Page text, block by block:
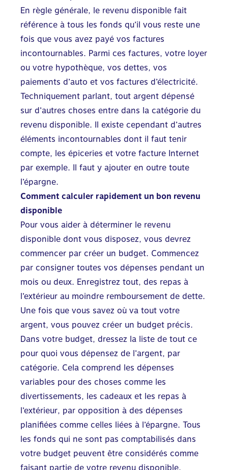
En règle générale, le revenu disponible fait
référence à tous les fonds qu’il vous reste une
fois que vous avez payé vos factures
incontournables. Parmi ces factures, votre loyer
ou votre hypothèque, vos dettes, vos
paiements d’auto et vos factures d’électricité.
Techniquement parlant, tout argent dépensé
sur d’autres choses entre dans la catégorie du
revenu disponible. Il existe cependant d’autres
éléments incontournables dont il faut tenir
compte, les épiceries et votre facture Internet
par exemple. Il faut y ajouter en outre toute
l’épargne.
Comment calculer rapidement un bon revenu
disponible
Pour vous aider à déterminer le revenu
disponible dont vous disposez, vous devrez
commencer par créer un budget. Commencez
par consigner toutes vos dépenses pendant un
mois ou deux. Enregistrez tout, des repas à
l’extérieur au moindre remboursement de dette.
Une fois que vous savez où va tout votre
argent, vous pouvez créer un budget précis.
Dans votre budget, dressez la liste de tout ce
pour quoi vous dépensez de l’argent, par
catégorie. Cela comprend les dépenses
variables pour des choses comme les
divertissements, les cadeaux et les repas à
l’extérieur, par opposition à des dépenses
planifiées comme celles liées à l’épargne. Tous
les fonds qui ne sont pas comptabilisés dans
votre budget peuvent être considérés comme
faisant partie de votre revenu disponible.